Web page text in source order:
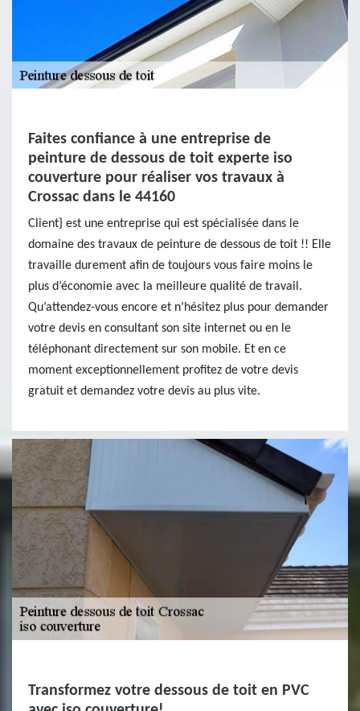
Faites confiance à une entreprise de
peinture de dessous de toit experte iso
couverture pour réaliser vos travaux à
Crossac dans le 44160
Client} est une entreprise qui est spécialisée dans le
domaine des travaux de peinture de dessous de toit !! Elle
travaille durement afin de toujours vous faire moins le
plus d’économie avec la meilleure qualité de travail.
Qu’attendez-vous encore et n’hésitez plus pour demander
votre devis en consultant son site internet ou en le
téléphonant directement sur son mobile. Et en ce
moment exceptionnellement profitez de votre devis
gratuit et demandez votre devis au plus vite.
Transformez votre dessous de toit en PVC